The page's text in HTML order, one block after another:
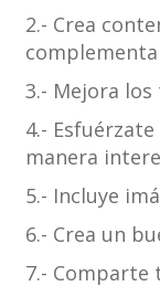
2.- Crea
3.- Mejora
4.-
manera
5.- Incluye
6.- Crea un
7.- Comparte